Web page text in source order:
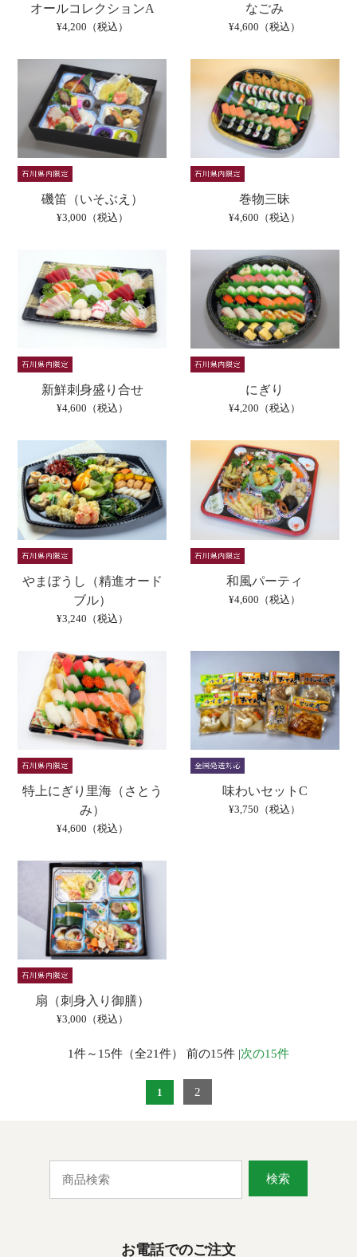
オールコレクションA
¥4,200（税込）
なごみ
¥4,600（税込）
磯笛（いそぶえ）
¥3,000（税込）
巻物三昧
¥4,600（税込）
新鮮刺身盛り合せ
¥4,600（税込）
にぎり
¥4,200（税込）
やまぼうし（精進オード
ブル）
¥3,240（税込）
和風パーティ
¥4,600（税込）
特上にぎり里海（さとう
み）
¥4,600（税込）
味わいセットC
¥3,750（税込）
扇（刺身入り御膳）
¥3,000（税込）
1件～15件（全21件） 前の15件 |次の15件
1 2
検索
お電話でのご注文